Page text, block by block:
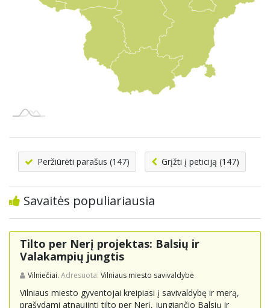
Peržiūrėti parašus (147) Grįžti į peticiją (147)
Savaitės populiariausia
Tilto per Nerį projektas: Balsių ir
Valakampių jungtis
Vilniečiai. Adresuota: Vilniaus miesto savivaldybė
Vilniaus miesto gyventojai kreipiasi į savivaldybę ir merą,
prašydami atnaujinti tilto per Nerį, jungiančio Balsių ir